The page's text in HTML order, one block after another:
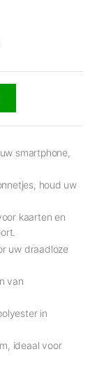
smartphone,
houd uw
kaarten en
uw draadloze
van
in
ideaal voor